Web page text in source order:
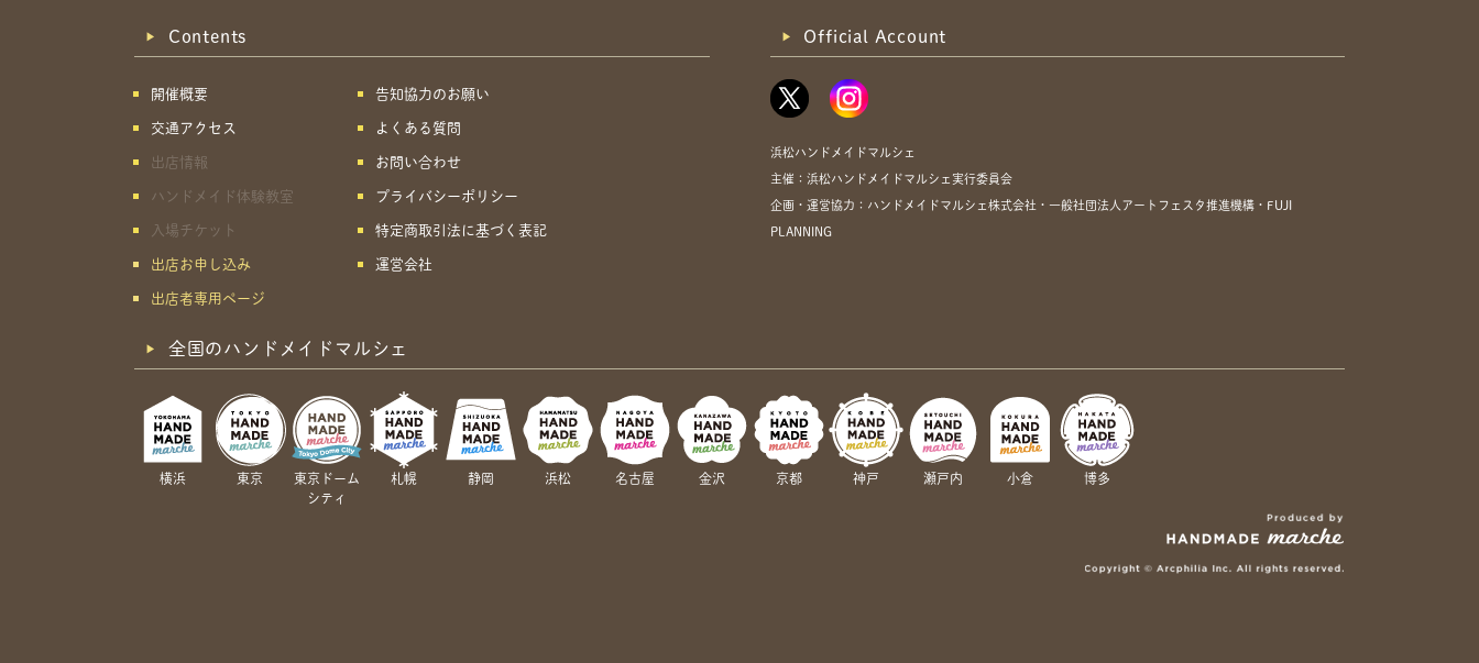
Contents
開催概要
交通アクセス
出店情報
ハンドメイド体験教室
入場チケット
出店お申し込み
出店者専用ページ
告知協力のお願い
よくある質問
お問い合わせ
プライバシーポリシー
特定商取引法に基づく表記
運営会社
Official Account
浜松ハンドメイドマルシェ
主催：浜松ハンドメイドマルシェ実行委員会
企画・運営協力：ハンドメイドマルシェ株式会社・一般社団法人アートフェスタ推進機構・FUJI
PLANNING
全国のハンドメイドマルシェ
横浜 東京
東京ドーム
シティ
札幌 静岡 浜松 名古屋 金沢 京都 神戸 瀬戸内 小倉 博多